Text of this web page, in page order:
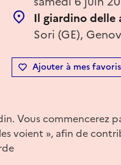
Il giardino delle
Sori (GE),
Ajouter à mes favoris
Vous commencerez
voient », afin de